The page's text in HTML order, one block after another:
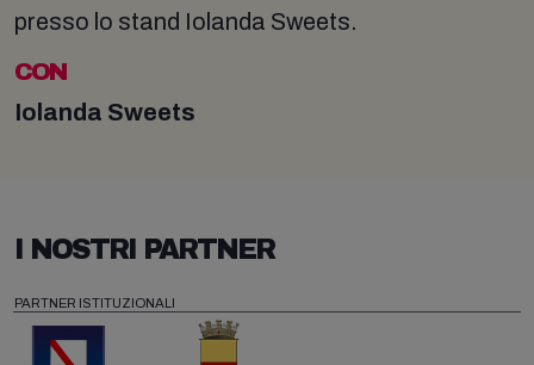
presso lo stand Iolanda Sweets.
CON
Iolanda Sweets
I NOSTRI PARTNER
PARTNER ISTITUZIONALI